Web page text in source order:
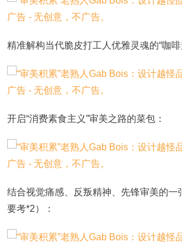
精准解构当代脆皮打工人优雅灵魂的“咖啡
开启“消费素食主义”审美之路的菜包：
结合视觉痛感、反叛精神、先锋审美的一
要考*2）：